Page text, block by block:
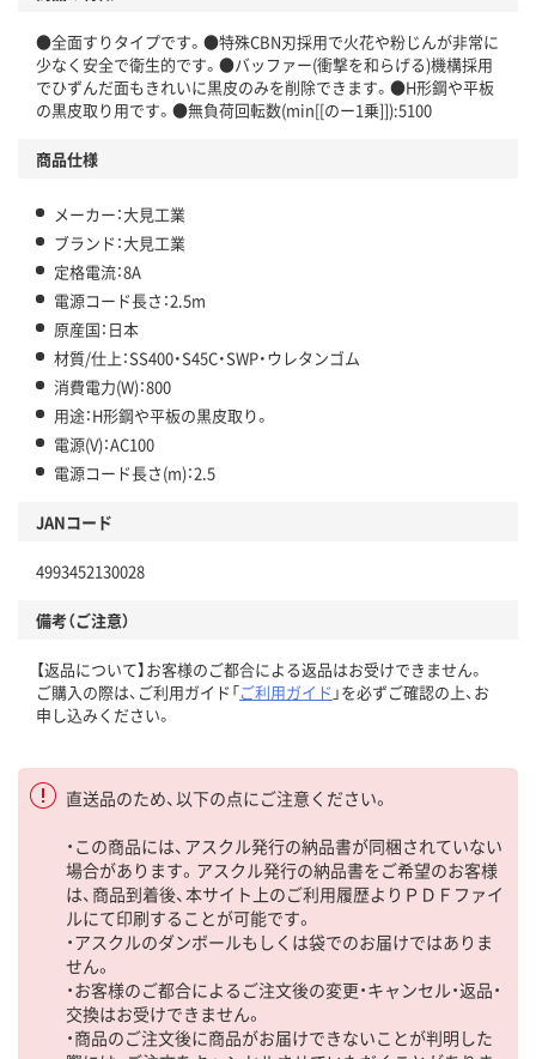
●全面すりタイプです。●特殊CBN刃採用で火花や粉じんが非常に
少なく安全で衛生的です。●バッファー(衝撃を和らげる)機構採用
でひずんだ面もきれいに黒皮のみを削除できます。●H形鋼や平板
の黒皮取り用です。●無負荷回転数(min[[のー1乗]]):5100
商品仕様
メーカー：大見工業
ブランド：大見工業
定格電流：8A
電源コード長さ：2.5m
原産国：日本
材質/仕上：SS400・S45C・SWP・ウレタンゴム
消費電力(W)：800
用途：H形鋼や平板の黒皮取り。
電源(V)：AC100
電源コード長さ(m)：2.5
JANコード
4993452130028
備考（ご注意）
【返品について】お客様のご都合による返品はお受けできません。
ご購入の際は、ご利用ガイド「ご利用ガイド 」を必ずご確認の上、お
申し込みください。
直送品のため、以下の点にご注意ください。
・この商品には、アスクル発行の納品書が同梱されていない
場合があります。アスクル発行の納品書をご希望のお客様
は、商品到着後、本サイト上のご利用履歴よりＰＤＦファイ
ルにて印刷することが可能です。
・アスクルのダンボールもしくは袋でのお届けではありま
せん。
・お客様のご都合によるご注文後の変更・キャンセル・返品・
交換はお受けできません。
・商品のご注文後に商品がお届けできないことが判明した